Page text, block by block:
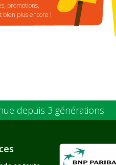
promotions,
bien plus encore !
depuis 3 générations